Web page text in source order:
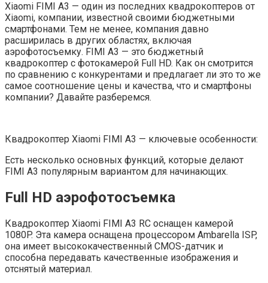
Xiaomi FIMI A3 — один из последних квадрокоптеров от
Xiaomi, компании, известной своими бюджетными
смартфонами. Тем не менее, компания давно
расширилась в других областях, включая
аэрофотосъемку. FIMI A3 — это бюджетный
квадрокоптер с фотокамерой Full HD. Как он смотрится
по сравнению с конкурентами и предлагает ли это то же
самое соотношение цены и качества, что и смартфоны
компании? Давайте разберемся.
Квадрокоптер Xiaomi FIMI A3 — ключевые особенности:
Есть несколько основных функций, которые делают
FIMI A3 популярным вариантом для начинающих.
Full HD аэрофотосъемка
Квадрокоптер Xiaomi FIMI A3 RC оснащен камерой
1080P. Эта камера оснащена процессором Ambarella ISP,
она имеет высококачественный CMOS-датчик и
способна передавать качественные изображения и
отснятый материал.